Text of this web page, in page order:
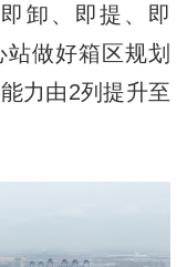
卸、即提、即
做好箱区规划
力由2列提升至